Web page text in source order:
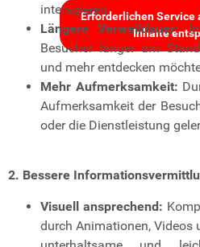
Erforderlichen Service
Inhalte
interagieren.
Längere Verweildauer:
Besucher länger am
und mehr entdecken
Mehr Aufmerksamkeit:
Aufmerksamkeit der
oder die Dienstleistung
2. Bessere
Visuell ansprechend:
durch Animationen, Videos